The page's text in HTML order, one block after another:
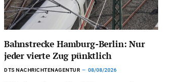
Bahnstrecke Hamburg-Berlin: Nur
jeder vierte Zug pünktlich
DTS NACHRICHTENAGENTUR 08/08/2026